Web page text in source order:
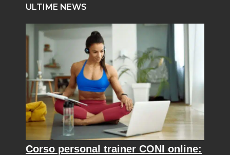
ULTIME NEWS
Corso personal trainer CONI online: